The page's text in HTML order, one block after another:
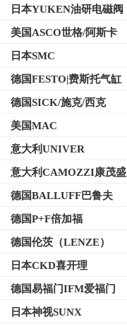
日本YUKEN油研电磁阀
美国ASCO世格/阿斯卡
日本SMC
德国FESTO|费斯托气缸
德国SICK/施克/西克
美国MAC
意大利UNIVER
意大利CAMOZZI康茂盛
德国BALLUFF巴鲁夫
德国P+F倍加福
德国伦茨（LENZE）
日本CKD喜开理
德国易福门IFM爱福门
日本神视SUNX